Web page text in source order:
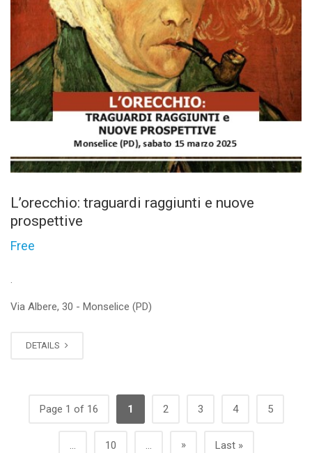
L’orecchio: traguardi raggiunti e nuove
prospettive
Free
.
Via Albere, 30 - Monselice (PD)
DETAILS
Page 1 of 16 1 2 3 4 5
... 10 ... » Last »